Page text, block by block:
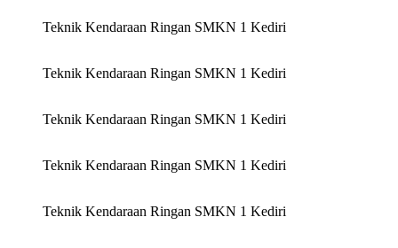
Teknik Kendaraan Ringan SMKN 1 Kediri
Teknik Kendaraan Ringan SMKN 1 Kediri
Teknik Kendaraan Ringan SMKN 1 Kediri
Teknik Kendaraan Ringan SMKN 1 Kediri
Teknik Kendaraan Ringan SMKN 1 Kediri